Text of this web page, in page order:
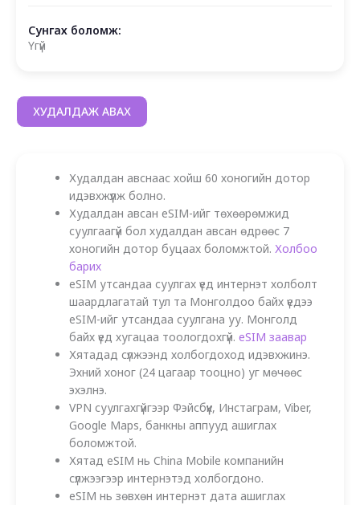
Сунгах боломж:
Үгүй
ХУДАЛДАЖ АВАХ
Худалдан авснаас хойш 60 хоногийн дотор
идэвхжүүлж болно.
Худалдан авсан eSIM-ийг төхөөрөмжид
суулгаагүй бол худалдан авсан өдрөөс 7
хоногийн дотор буцаах боломжтой. Холбоо
барих
eSIM утсандаа суулгах үед интернэт холболт
шаардлагатай тул та Монголдоо байх үедээ
eSIM-ийг утсандаа суулгана уу. Монголд
байх үед хугацаа тоологдохгүй. eSIM заавар
Хятадад сүлжээнд холбогдоход идэвхжинэ.
Эхний хоног (24 цагаар тооцно) уг мөчөөс
эхэлнэ.
VPN суулгахгүйгээр Фэйсбүүк, Инстаграм, Viber,
Google Maps, банкны аппууд ашиглах
боломжтой.
Хятад eSIM нь China Mobile компанийн
сүлжээгээр интернэтэд холбогдоно.
eSIM нь зөвхөн интернэт дата ашиглах